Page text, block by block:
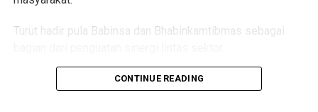
Views: 135
Bagikan ke
Turut hadir pula Babinsa dan Bhabinkamtibmas sebagai
Mitra Yayasan Lubuk Dendang Berjaya, Awang, kepada
CONTINUE READING